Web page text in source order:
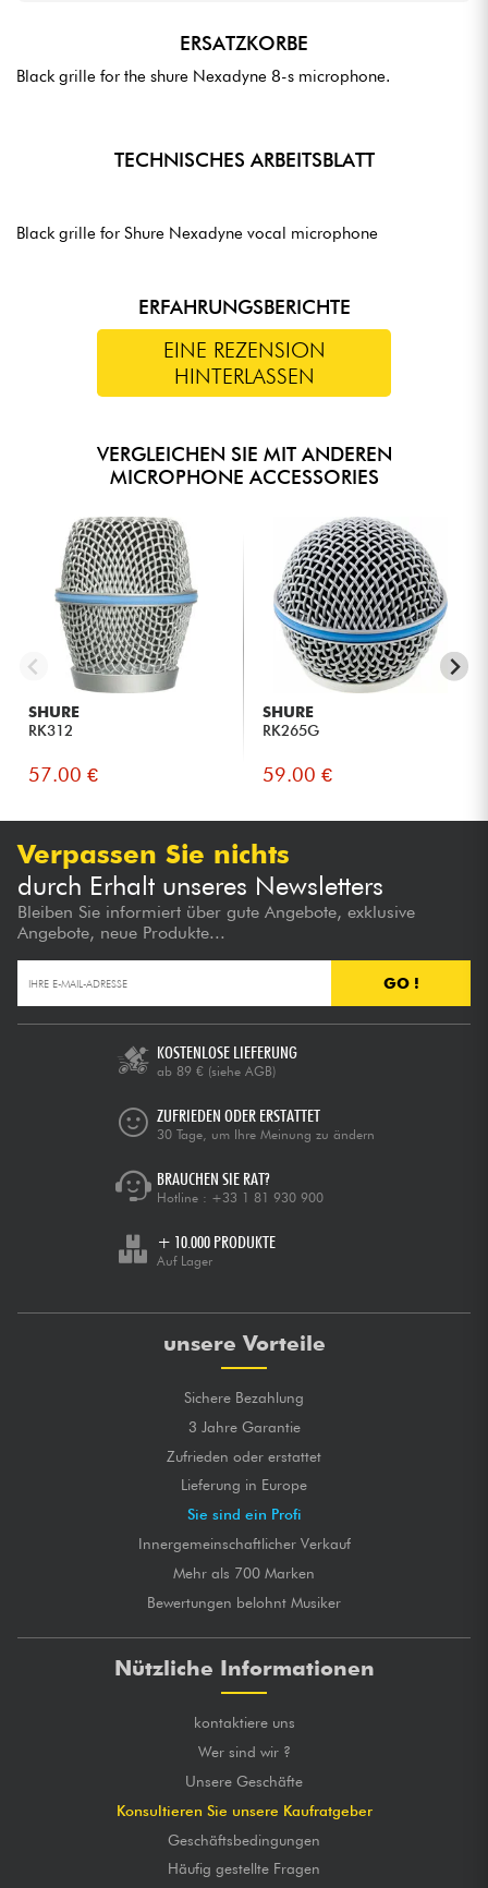
ERSATZKORBE
Black grille for the shure Nexadyne 8-s microphone.
TECHNISCHES ARBEITSBLATT
Black grille for Shure Nexadyne vocal microphone
ERFAHRUNGSBERICHTE
EINE REZENSION
HINTERLASSEN
VERGLEICHEN SIE MIT ANDEREN
MICROPHONE ACCESSORIES
SHURE
RK312
57.00 €
SHURE
RK265G
59.00 €
Verpassen Sie nichts
durch Erhalt unseres Newsletters
Bleiben Sie informiert über gute Angebote, exklusive
Angebote, neue Produkte...
GO !
KOSTENLOSE LIEFERUNG
ab 89 € (siehe AGB)
ZUFRIEDEN ODER ERSTATTET
30 Tage, um Ihre Meinung zu ändern
BRAUCHEN SIE RAT?
Hotline : +33 1 81 930 900
+ 10.000 PRODUKTE
Auf Lager
unsere Vorteile
Sichere Bezahlung
3 Jahre Garantie
Zufrieden oder erstattet
Lieferung in Europe
Sie sind ein Profi
Innergemeinschaftlicher Verkauf
Mehr als 700 Marken
Bewertungen belohnt Musiker
Nützliche Informationen
kontaktiere uns
Wer sind wir ?
Unsere Geschäfte
Konsultieren Sie unsere Kaufratgeber
Geschäftsbedingungen
Häufig gestellte Fragen